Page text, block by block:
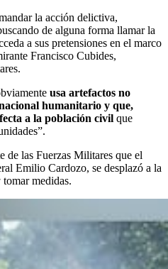
la acción delictiva,
de alguna forma llamar la
a sus pretensiones en el marco
Francisco Cubides,
usa artefactos no
humanitario y que,
a la población civil que
de las Fuerzas Militares que el
Emilio Cardozo, se desplazó a la
medidas.